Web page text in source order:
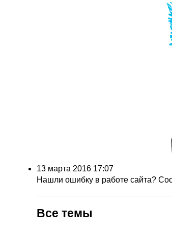
13 марта 2016 17:07
Нашли ошибку в работе сайта?
Все темы